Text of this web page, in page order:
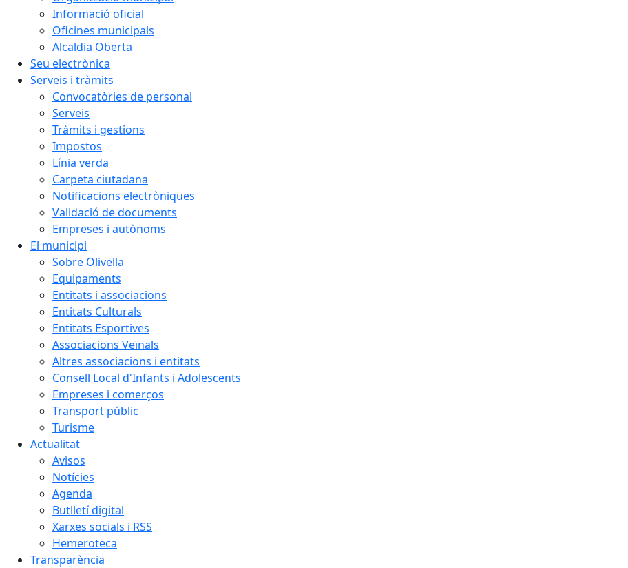
Informació oficial
Oficines municipals
Alcaldia Oberta
Seu electrònica
Serveis i tràmits
Convocatòries de personal
Serveis
Tràmits i gestions
Impostos
Línia verda
Carpeta ciutadana
Notificacions electròniques
Validació de documents
Empreses i autònoms
El municipi
Sobre Olivella
Equipaments
Entitats i associacions
Entitats Culturals
Entitats Esportives
Associacions Veïnals
Altres associacions i entitats
Consell Local d'Infants i Adolescents
Empreses i comerços
Transport públic
Turisme
Actualitat
Avisos
Notícies
Agenda
Butlletí digital
Xarxes socials i RSS
Hemeroteca
Transparència